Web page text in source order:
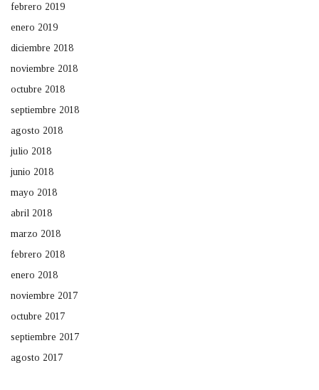
febrero 2019
enero 2019
diciembre 2018
noviembre 2018
octubre 2018
septiembre 2018
agosto 2018
julio 2018
junio 2018
mayo 2018
abril 2018
marzo 2018
febrero 2018
enero 2018
noviembre 2017
octubre 2017
septiembre 2017
agosto 2017